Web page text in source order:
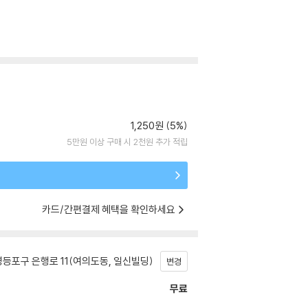
1,250원 (5%)
5만원 이상 구매 시 2천원 추가 적립
카드/간편결제 혜택을 확인하세요
포구 은행로 11(여의도동, 일신빌딩) 변경
무료